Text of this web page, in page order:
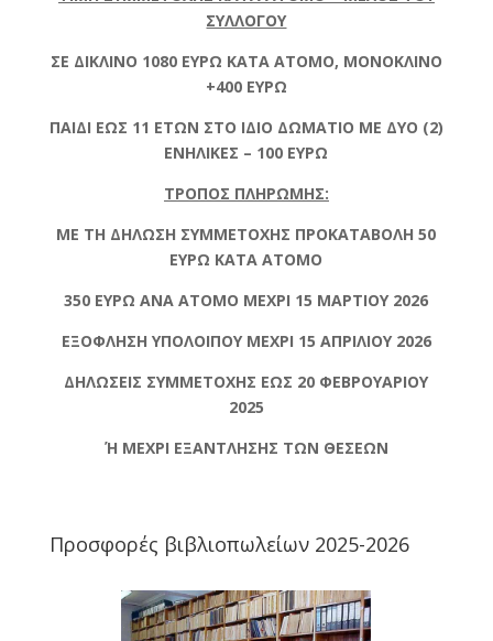
ΣΥΛΛΟΓΟΥ
ΣΕ ΔΙΚΛΙΝΟ 1080 ΕΥΡΩ ΚΑΤΑ ΑΤΟΜΟ, ΜΟΝΟΚΛΙΝΟ
+400 ΕΥΡΩ
ΠΑΙΔΙ ΕΩΣ 11 ΕΤΩΝ ΣΤΟ ΙΔΙΟ ΔΩΜΑΤΙΟ ΜΕ ΔΥΟ (2)
ΕΝΗΛΙΚΕΣ – 100 ΕΥΡΩ
ΤΡΟΠΟΣ ΠΛΗΡΩΜΗΣ:
ΜΕ ΤΗ ΔΗΛΩΣΗ ΣΥΜΜΕΤΟΧΗΣ ΠΡΟΚΑΤΑΒΟΛΗ 50
ΕΥΡΩ ΚΑΤΑ ΑΤΟΜΟ
350 ΕΥΡΩ ΑΝΑ ΑΤΟΜΟ ΜΕΧΡΙ 15 ΜΑΡΤΙΟΥ 2026
ΕΞΟΦΛΗΣΗ ΥΠΟΛΟΙΠΟΥ ΜΕΧΡΙ 15 ΑΠΡΙΛΙΟΥ 2026
ΔΗΛΩΣΕΙΣ ΣΥΜΜΕΤΟΧΗΣ ΕΩΣ 20 ΦΕΒΡΟΥΑΡΙΟΥ
2025
Ή ΜΕΧΡΙ ΕΞΑΝΤΛΗΣΗΣ ΤΩΝ ΘΕΣΕΩΝ
Προσφορές βιβλιοπωλείων 2025-2026